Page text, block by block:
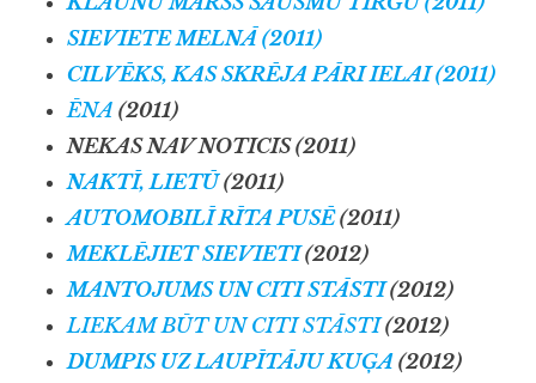
SIEVIETE MELNĀ (2011)
CILVĒKS, KAS SKRĒJA PĀRI IELAI (2011)
ĒNA (2011)
NEKAS NAV NOTICIS (2011)
NAKTĪ, LIETŪ(2011)
AUTOMOBILĪ RĪTA PUSĒ(2011)
MEKLĒJIET SIEVIETI(2012)
MANTOJUMS UN CITI STĀSTI(2012)
LIEKAM BŪT UN CITI STĀSTI(2012)
DUMPIS UZ LAUPĪTĀJU KUĢA(2012)